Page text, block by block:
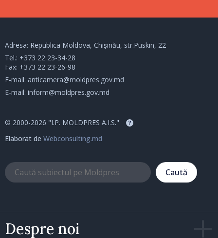
Despre noi
Adresa: Republica Moldova, Chișinău, str.Puskin, 22
Tel.: +373 22 23-34-28
Fax: +373 22 23-26-98
E-mail: anticamera@moldpres.gov.md
E-mail: inform@moldpres.gov.md
© 2000-2026 "I.P. MOLDPRES A.I.S." ?
Elaborat de Webconsulting.md
Caută